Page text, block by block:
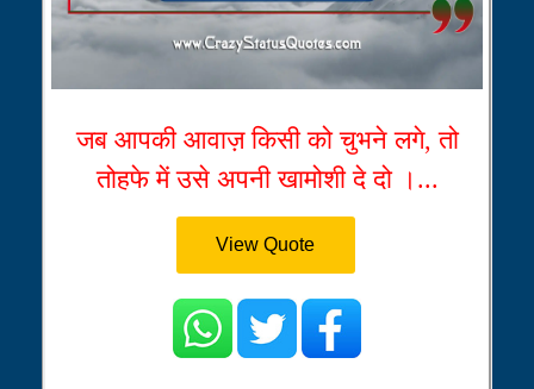
जब आपकी आवाज़ किसी को चुभने लगे, तो
तोहफे में उसे अपनी खामोशी दे दो ।...
View Quote